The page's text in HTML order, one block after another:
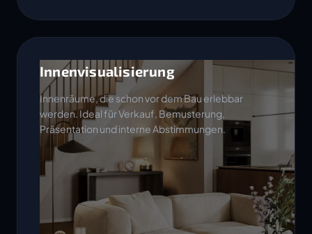
Innenvisualisierung
Innenräume, die schon vor dem Bau erlebbar
werden. Ideal für Verkauf, Bemusterung,
Präsentation und interne Abstimmungen.